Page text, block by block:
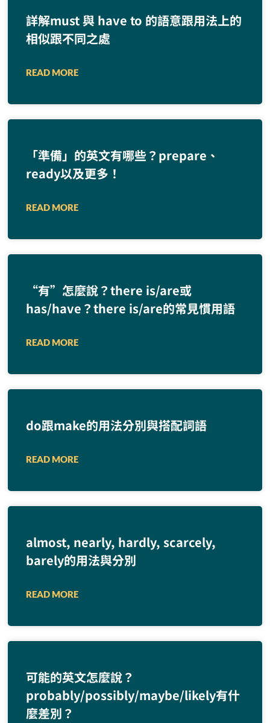
詳解must 與 have to 的語意跟用法上的
相似跟不同之處
READ MORE
「準備」的英文有哪些？prepare、
ready以及更多！
READ MORE
“有”怎麼說？there is/are或
has/have？there is/are的常見慣用語
READ MORE
do跟make的用法分別與搭配詞語
READ MORE
almost, nearly, hardly, scarcely,
barely的用法與分別
READ MORE
可能的英文怎麼說？
probably/possibly/maybe/likely有什
麼差別？